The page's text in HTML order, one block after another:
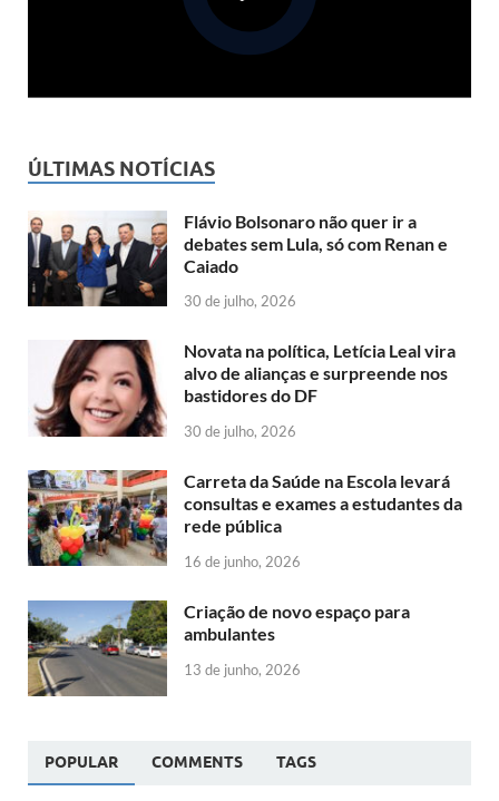
ÚLTIMAS NOTÍCIAS
Flávio Bolsonaro não quer ir a
debates sem Lula, só com Renan e
Caiado
30 de julho, 2026
Novata na política, Letícia Leal vira
alvo de alianças e surpreende nos
bastidores do DF
30 de julho, 2026
Carreta da Saúde na Escola levará
consultas e exames a estudantes da
rede pública
16 de junho, 2026
Criação de novo espaço para
ambulantes
13 de junho, 2026
POPULAR COMMENTS TAGS